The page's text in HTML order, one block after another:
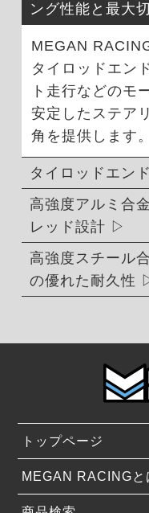
ング性能と最大
MEGAN
タイロッドエン
ト走行などのモ
安定したステア
角を提供します。
タイロッドエン
高強度アルミ合
レッド設計
高強度スチール
の優れた耐久性
トップページ
MEGAN RACINGと